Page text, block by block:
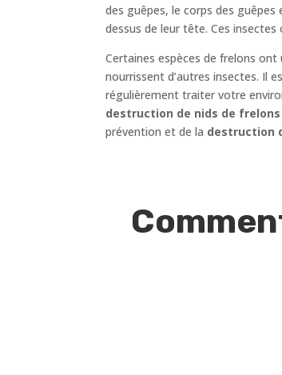
des guêpes, le corps des
dessus de leur tête. Ces
Certaines espèces de frelons ont
nourrissent d’autres insectes. Il
régulièrement traiter votre
destruction de nids de
prévention et de la destruction